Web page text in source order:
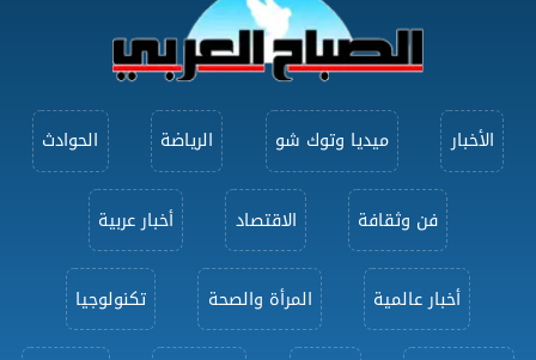
الأخبار ميديا وتوك شو الرياضة الحوادث
فن وثقافة الاقتصاد أخبار عربية
أخبار عالمية المرأة والصحة تكنولوجيا